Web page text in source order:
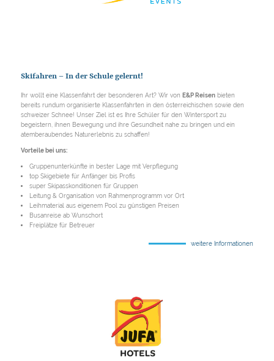
Skifahren – In der Schule gelernt!
Ihr wollt eine Klassenfahrt der besonderen Art? Wir von E&P Reisen bieten
bereits rundum organisierte Klassenfahrten in den österreichischen sowie den
schweizer Schnee! Unser Ziel ist es Ihre Schüler für den Wintersport zu
begeistern, ihnen Bewegung und ihre Gesundheit nahe zu bringen und ein
atemberaubendes Naturerlebnis zu schaffen!
Vorteile bei uns:
Gruppenunterkünfte in bester Lage mit Verpflegung
top Skigebiete für Anfänger bis Profis
super Skipasskonditionen für Gruppen
Leitung & Organisation von Rahmenprogramm vor Ort
Leihmaterial aus eigenem Pool zu günstigen Preisen
Busanreise ab Wunschort
Freiplätze für Betreuer
weitere Informationen